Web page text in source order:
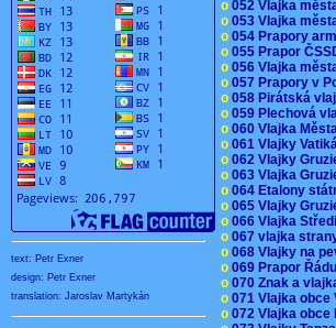
text: Petr Exner
design: Petr Exner
translation: Jaroslav Martykán
o 052 Vlajka
o 053 Vlajka
o 054 Prapory
o 055 Prapor
o 056 Vlajka
o 057 Prapory v
o 058 Pirátská
o 059 Plechová
o 060 Vlajka
o 061 Vlajky
o 062 Vlajky
o 063 Vlajka
o 064 Etalony
o 065 Vlajky
o 066 Vlajka
o 067 vlajka
o 068 Vlajky na
o 069 Prapor
o 070 Znak a
o 071 Vlajka obce
o 072 Vlajka obce